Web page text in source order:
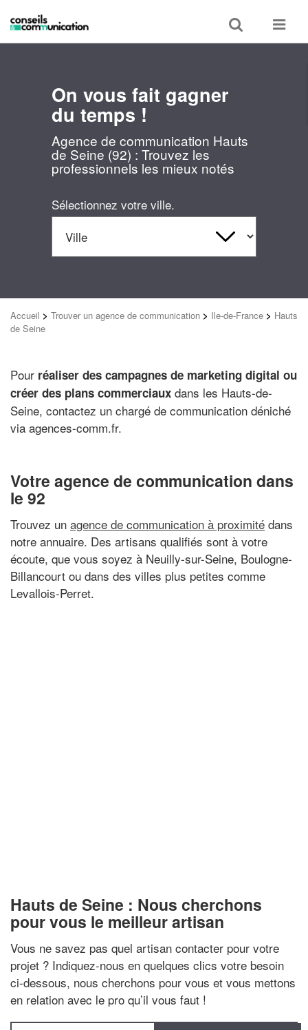
Toggle
search
Toggle
On vous fait gagner
du temps !
Agence de communication Hauts
de Seine (92) : Trouvez les
professionnels les mieux notés
Sélectionnez votre ville.
Accueil > Trouver un agence de communication > Ile-de-France > Hauts
de Seine
Pour réaliser des campagnes de marketing digital ou
créer des plans commerciaux dans les Hauts-de-
Seine, contactez un chargé de communication déniché
via agences-comm.fr.
Votre agence de communication dans
le 92
Trouvez un agence de communication à proximité dans
notre annuaire. Des artisans qualifiés sont à votre
écoute, que vous soyez à Neuilly-sur-Seine, Boulogne-
Billancourt ou dans des villes plus petites comme
Levallois-Perret.
Hauts de Seine : Nous cherchons
pour vous le meilleur artisan
Vous ne savez pas quel artisan contacter pour votre
projet ? Indiquez-nous en quelques clics votre besoin
ci-dessous, nous cherchons pour vous et vous mettons
en relation avec le pro qu’il vous faut !